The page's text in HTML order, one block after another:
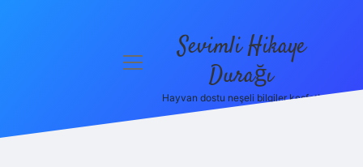
menüyü
Sevimli Hikaye
Durağı
Hayvan dostu neşeli bilgiler keşfet!